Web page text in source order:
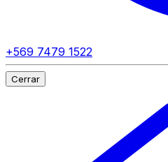
+569 7479 1522
Cerrar